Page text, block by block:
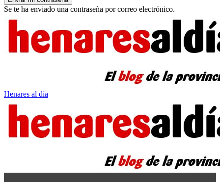
Se te ha enviado una contraseña por correo electrónico.
Henares al día